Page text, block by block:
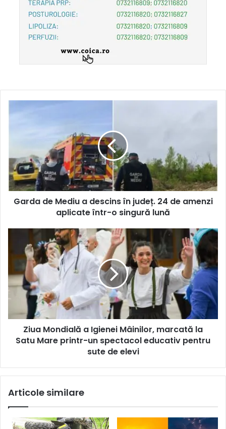
Garda de Mediu a descins în județ. 24 de amenzi
aplicate într-o singură lună
Ziua Mondială a Igienei Mâinilor, marcată la
Satu Mare printr-un spectacol educativ pentru
sute de elevi
Articole similare